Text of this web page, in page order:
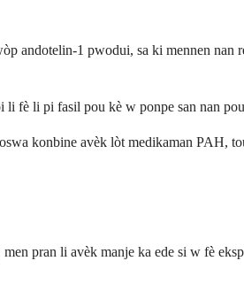
andotelin-1 pwodui, sa ki mennen nan
li fè li pi fasil pou kè w ponpe san nan
konbine avèk lòt medikaman PAH,
pran li avèk manje ka ede si w fè